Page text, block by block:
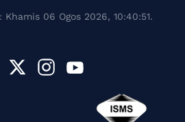
Khamis 06 Ogos 2026, 10:40:51.